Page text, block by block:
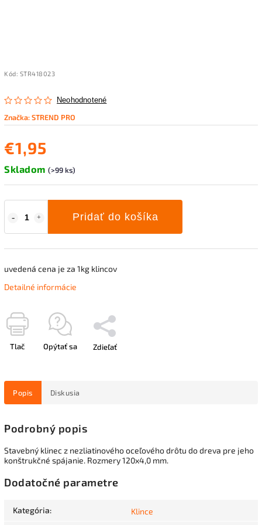
Kód: STR418023
Neohodnotené
Značka:STREND PRO
€1,95
Skladom (>99 ks)
Pridať do košíka
uvedená cena je za 1kg klincov
Detailné informácie
Tlač Opýtať sa Zdieľať
Popis Diskusia
Podrobný popis
Stavebný klinec z nezliatinového oceľového drôtu do dreva pre jeho
konštrukčné spájanie. Rozmery 120x4,0 mm.
Dodatočné parametre
Kategória: Klince